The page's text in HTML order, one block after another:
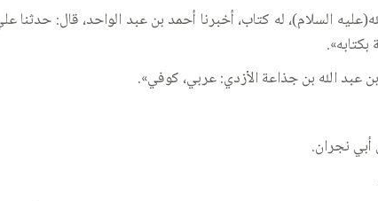
السلام)، له كتاب، أخبرنا أحمد بن عبد الواحد، قال:
نجران.